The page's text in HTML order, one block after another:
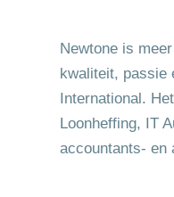
Newtone is
kwaliteit, passie
International.
Loonheffing, IT
accountants- en